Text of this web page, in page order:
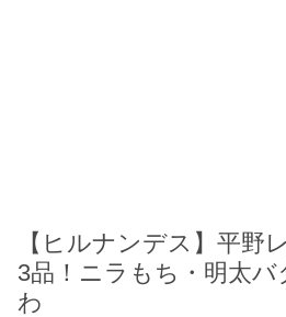
【ヒルナンデス】平野
3品！ニラもち・明太バ
わ